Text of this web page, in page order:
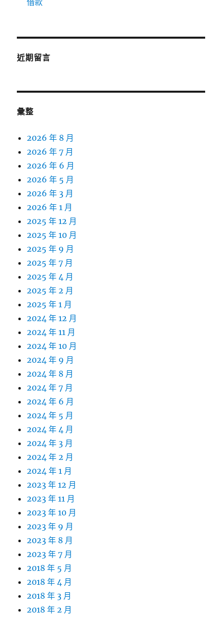
借款
近期留言
彙整
2026 年 8 月
2026 年 7 月
2026 年 6 月
2026 年 5 月
2026 年 3 月
2026 年 1 月
2025 年 12 月
2025 年 10 月
2025 年 9 月
2025 年 7 月
2025 年 4 月
2025 年 2 月
2025 年 1 月
2024 年 12 月
2024 年 11 月
2024 年 10 月
2024 年 9 月
2024 年 8 月
2024 年 7 月
2024 年 6 月
2024 年 5 月
2024 年 4 月
2024 年 3 月
2024 年 2 月
2024 年 1 月
2023 年 12 月
2023 年 11 月
2023 年 10 月
2023 年 9 月
2023 年 8 月
2023 年 7 月
2018 年 5 月
2018 年 4 月
2018 年 3 月
2018 年 2 月